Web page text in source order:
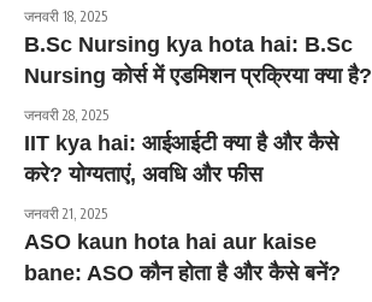
जनवरी 18, 2025
B.Sc Nursing kya hota hai: B.Sc
Nursing कोर्स में एडमिशन प्रक्रिया क्या है?
जनवरी 28, 2025
IIT kya hai: आईआईटी क्या है और कैसे
करे? योग्यताएं, अवधि और फीस
जनवरी 21, 2025
ASO kaun hota hai aur kaise
bane: ASO कौन होता है और कैसे बनें?